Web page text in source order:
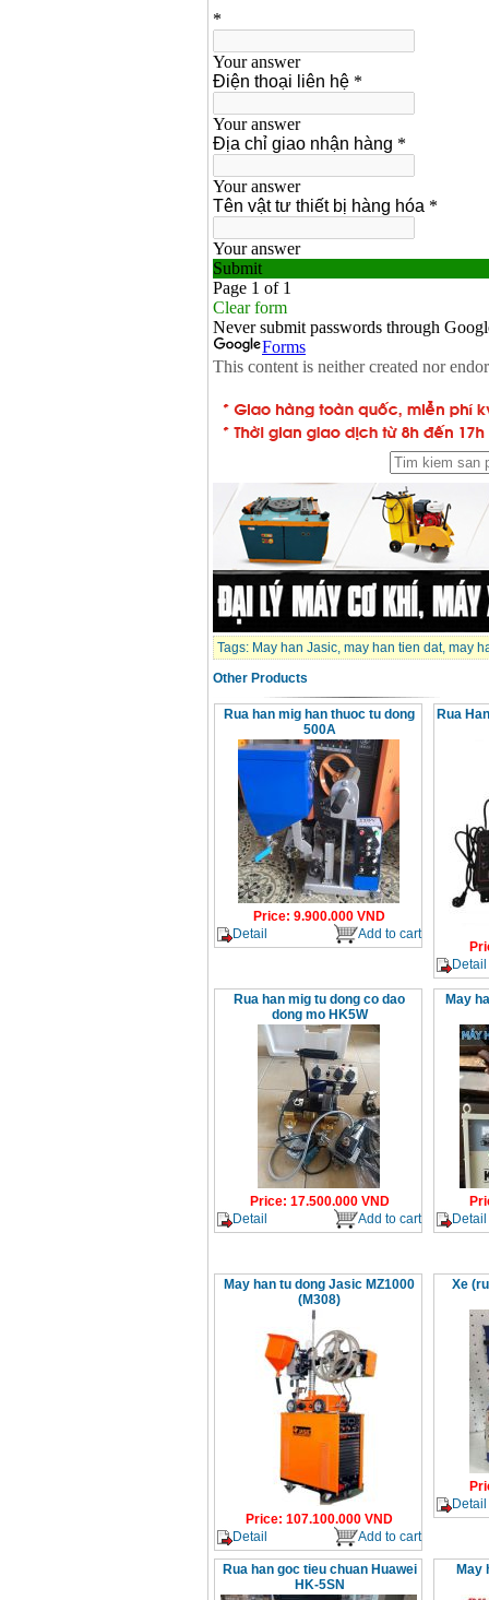
Tags: May han Jasic, may han tien dat, may
Other Products
Rua han mig han thuoc tu dong
500A
Price: 9.900.000 VND
Detail
Add to cart
Rua
Detail
Rua han mig tu dong co dao
dong mo HK5W
Price: 17.500.000VND
Detail
Add to cart
May
Detail
May han tu dong Jasic MZ1000
(M308)
Price: 107.100.000 VND
Detail
Add to cart
Xe
Detail
Rua han goc tieu chuan Huawei
HK-5SN
May